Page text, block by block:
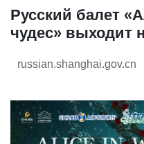
Русский балет
чудес» выходит
russian.shanghai.gov.cn